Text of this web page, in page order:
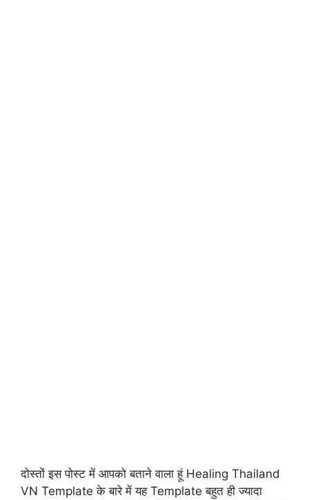
दोस्तों इस पोस्ट में आपको बताने वाला हूं Healing Thailand
VN Template के बारे में यह Template बहुत ही ज्यादा